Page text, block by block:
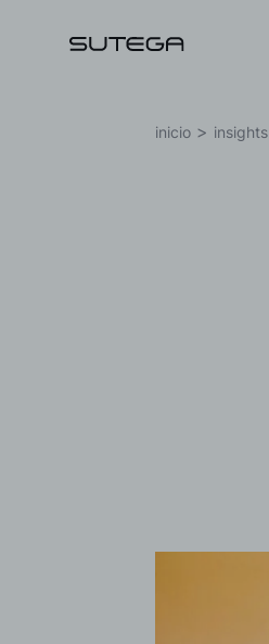
inicio insights